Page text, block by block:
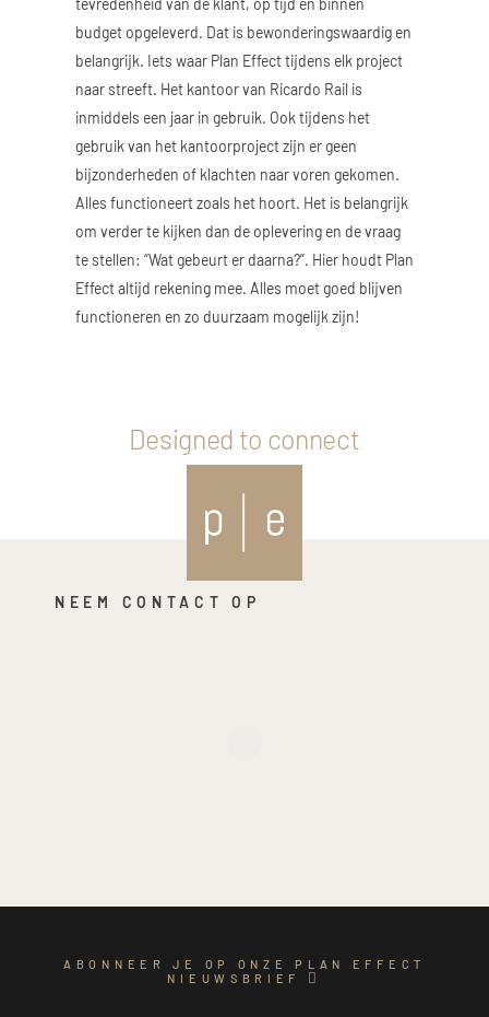
budget opgeleverd. Dat is bewonderingswaardig en
belangrijk. Iets waar Plan Effect tijdens elk project
naar streeft. Het kantoor van Ricardo Rail is
inmiddels een jaar in gebruik. Ook tijdens het
gebruik van het kantoorproject zijn er geen
bijzonderheden of klachten naar voren gekomen.
Alles functioneert zoals het hoort. Het is belangrijk
om verder te kijken dan de oplevering en de vraag
te stellen: “Wat gebeurt er daarna?”. Hier houdt Plan
Effect altijd rekening mee. Alles moet goed blijven
functioneren en zo duurzaam mogelijk zijn!
Designed to connect
NEEM CONTACT OP
ABONNEER JE OP ONZE PLAN EFFECT
NIEUWSBRIEF